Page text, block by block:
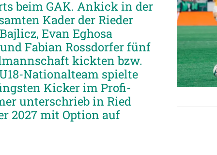
beim GAK. Ankick in der
Kader der Rieder
Evan Eghosa
Fabian Rossdorfer fünf
kickten bzw.
Nationalteam spielte
Kicker im Profi-
unterschrieb in Ried
2027 mit Option auf